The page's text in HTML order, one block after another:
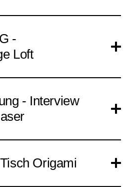
-
Loft
- Interview
Origami